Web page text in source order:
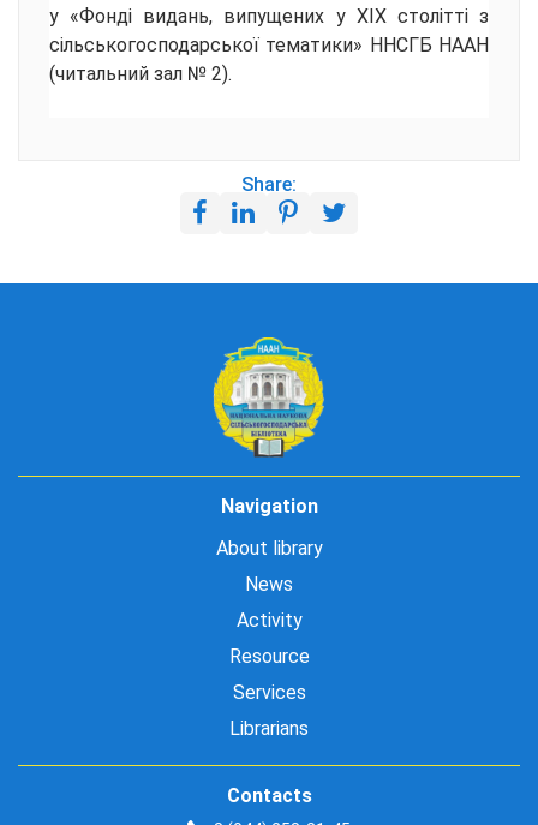
у «Фонді видань, випущених у XIX столітті з
сільськогосподарської тематики» ННСГБ НААН
(читальний зал № 2).
Share:
Navigation
About library
News
Activity
Resource
Services
Librarians
Contacts